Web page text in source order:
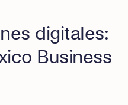
digitales:
Business